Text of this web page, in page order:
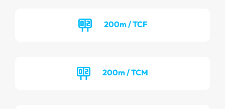
200m / TCF
200m / TCM